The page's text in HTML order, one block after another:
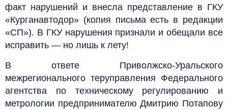
факт нарушений и внесла представление в ГКУ
«Курганавтодор» (копия письма есть в редакции
«СП»). В ГКУ нарушения признали и обещали все
исправить — но лишь к лету!
В ответе Приволжско-Уральского
межрегионального теруправления Федерального
агентства по техническому регулированию и
метрологии предпринимателю Дмитрию Потапову